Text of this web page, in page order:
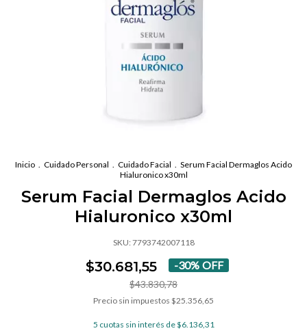
Inicio . Cuidado Personal . Cuidado Facial . Serum Facial Dermaglos Acido
Hialuronico x30ml
Serum Facial Dermaglos Acido
Hialuronico x30ml
SKU: 7793742007118
$30.681,55 -30% OFF
$43.830,78
Precio sin impuestos $25.356,65
5 cuotas sin interés de$6.136,31